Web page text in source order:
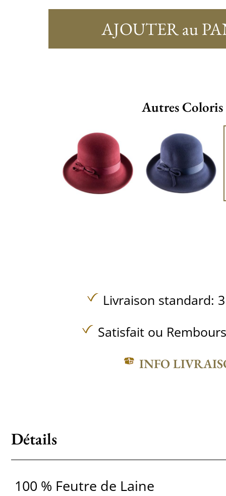
AJOUTER au
Autres Coloris
Livraison standard:
Satisfait ou
INFO
Détails
100 % Feutre de Laine